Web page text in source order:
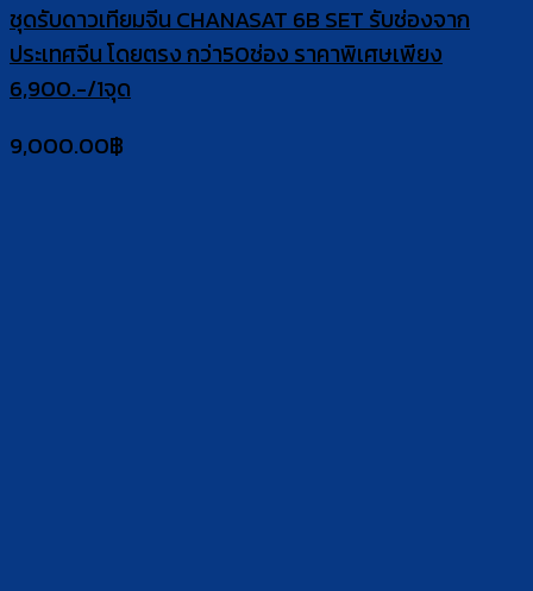
ชุดรับดาวเทียมจีน CHANASAT 6B SET รับช่องจาก
ประเทศจีน โดยตรง กว่า50ช่อง ราคาพิเศษเพียง
6,900.-/1จุด
9,000.00฿